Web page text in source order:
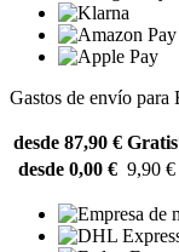
Gastos de envío para
desde 87,90 €
desde 0,00 € 9,90 €